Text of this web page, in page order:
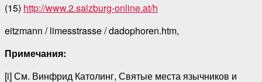
(15) http://www.2.salzburg-online.at/h
eitzmann / limesstrasse / dadophoren.htm,
Примечания:
[i] См. Винфрид Католинг, Святые места язычников и